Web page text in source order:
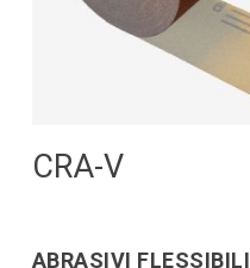
CRA-V
ABRASIVI FLESSIBILI